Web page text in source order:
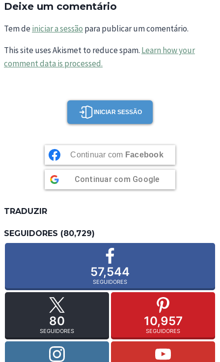
Deixe um comentário
Tem deiniciar a sessão para publicar um comentário.
This site uses Akismet to reduce spam. Learn how your
comment data is processed.
INICIAR SESSÃO
Continuar com Facebook
Continuar com Google
TRADUZIR
SEGUIDORES (80,729)
57,544
SEGUIDORES
80
SEGUIDORES
10,957
SEGUIDORES